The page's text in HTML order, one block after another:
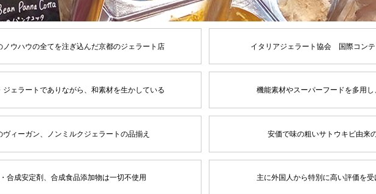
ノウハウの全てを注ぎ込んだ京都のジェラート店 イタリアジェラート協会 国際コン
ジェラートでありながら、和素材を生かしている 機能素材やスーパーフードを多用
ヴィーガン、ノンミルクジェラートの品揃え 安価で味の粗いサトウキビ由来
合成安定剤、合成食品添加物は一切不使用 主に外国人から特別に高い評価を